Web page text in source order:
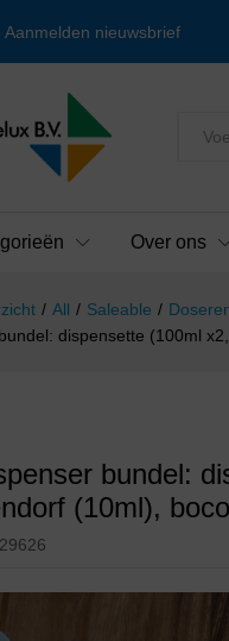
Aanmelden nieuwsbrief
Alles
Over ons
/ All / Saleable /
dispensette (100ml
bundel:
(10ml),